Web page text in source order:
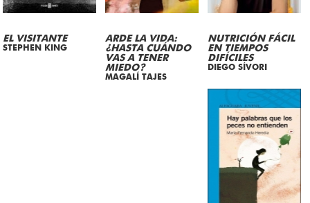
EL VISITANTE
STEPHEN KING
ARDE LA VIDA:
¿HASTA CUÁNDO
VAS A TENER
MIEDO?
MAGALÍ TAJES
NUTRICIÓN FÁCIL
EN TIEMPOS
DIFÍCILES
DIEGO SÍVORI